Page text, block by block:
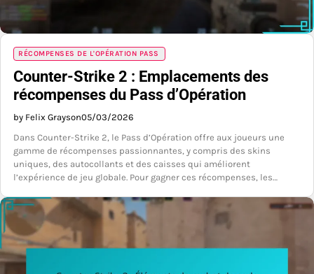
RÉCOMPENSES DE L'OPÉRATION PASS
Counter-Strike 2 : Emplacements des
récompenses du Pass d’Opération
by Felix Grayson05/03/2026
Dans Counter-Strike 2, le Pass d’Opération offre aux joueurs une
gamme de récompenses passionnantes, y compris des skins
uniques, des autocollants et des caisses qui améliorent
l’expérience de jeu globale. Pour gagner ces récompenses, les…